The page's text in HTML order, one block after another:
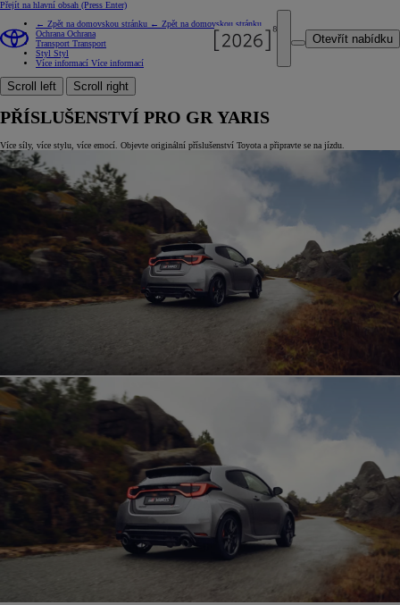
Přejít na hlavní obsah (Press Enter)
Otevřít nabídku
← Zpět na domovskou stránku ← Zpět na domovskou stránku
Ochrana Ochrana
Transport Transport
Styl Styl
Více informací Více informací
Scroll left Scroll right
PŘÍSLUŠENSTVÍ PRO GR YARIS
Více síly, více stylu, více emocí. Objevte originální příslušenství Toyota a připravte se na jízdu.